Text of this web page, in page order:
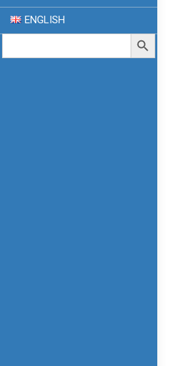
ENGLISH
Search
Search Button